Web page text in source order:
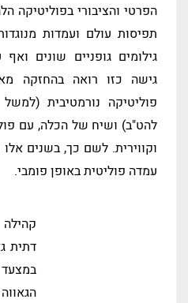
הפרטי והציבורי בפוליטיקה
תפיסות עולם ועמדות
גילומים גופניים שונים ואף
גישה כזו רואה בהחזקה
פוליטיקה נורמטיבית
להט"ב) ושיח של הכלה, עם
וקווירית. לשם כך, בשנים
עמדה פוליטית באופן פומבי.
קהילה
דתית
במצעד
הגאווה